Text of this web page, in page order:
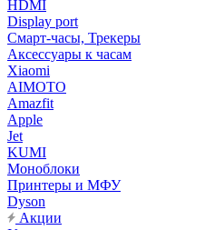
HDMI
Display port
Смарт-часы, Трекеры
Аксессуары к часам
Xiaomi
AIMOTO
Amazfit
Apple
Jet
KUMI
Моноблоки
Принтеры и МФУ
Dyson
Акции